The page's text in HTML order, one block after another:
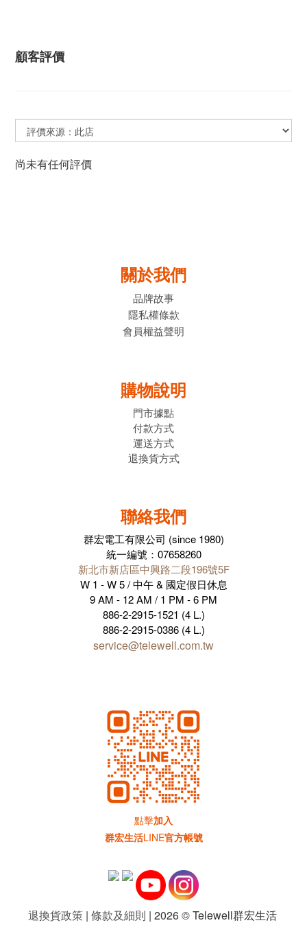
顧客評價
尚未有任何評價
關於我們
品牌故事
隱私權條款
會員權益聲明
購物說明
門市據點
付款方式
運送方式
退換貨方式
聯絡我們
群宏電工有限公司 (since 1980)
統一編號：07658260
新北市新店區中興路二段196號5F
W 1 - W 5 / 中午 & 國定假日休息
9 AM - 12 AM / 1 PM - 6 PM
886-2-2915-1521 (4 L.)
886-2-2915-0386 (4 L.)
service@telewell.com.tw
點擊加入
群宏生活LINE官方帳號
退換貨政策| 條款及細則 | 2026 © Telewell群宏生活